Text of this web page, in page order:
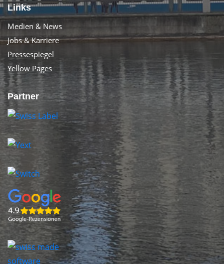
Links
Medien & News
Jobs & Karriere
Pressespiegel
Yellow Pages
Partner